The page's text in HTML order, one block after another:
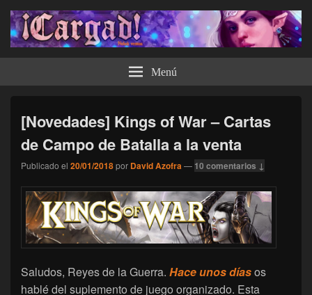
¡Cargad! Menú
[Novedades] Kings of War – Cartas
de Campo de Batalla a la venta
Publicado el 20/01/2018por David Azofra— 10 comentarios ↓
Saludos, Reyes de la Guerra. Hace unos díasos
hablé del suplemento de juego organizado. Esta